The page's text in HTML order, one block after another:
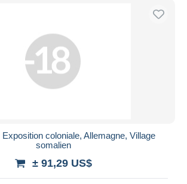
coloniale, Allemagne, Village
somalien
± 91,29 US$